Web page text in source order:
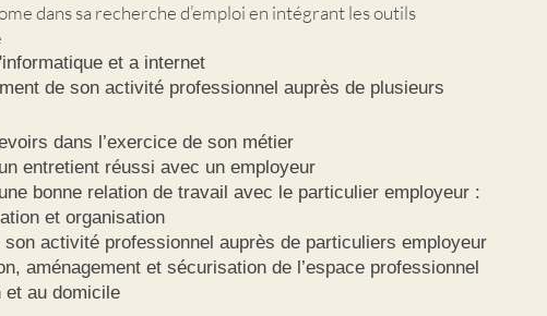
dans sa recherche d’emploi en intégrant les outils
et a internet
de son activité professionnel auprès de plusieurs
dans l’exercice de son métier
entretient réussi avec un employeur
bonne relation de travail avec le particulier employeur :
et organisation
son activité professionnel auprès de particuliers employeur
aménagement et sécurisation de l’espace professionnel
et au domicile